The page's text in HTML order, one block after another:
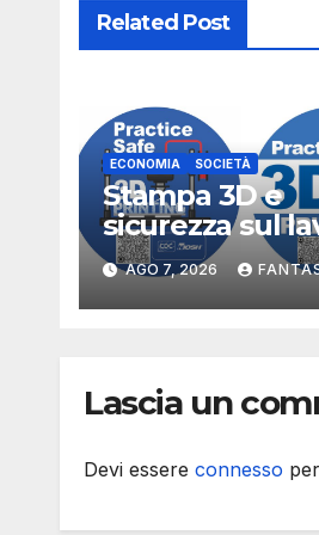
Related Post
ECONOMIA SOCIETÀ
Stampa 3D e
sicurezza sul
i rischi
manufacturing
secondo
AGO 7, 2026
Lascia un
Devi essere connesso